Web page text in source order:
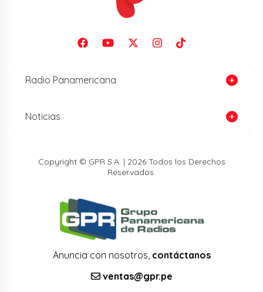
Radio Panamericana
Noticias
Copyright © GPR S.A. | 2026 Todos los Derechos
Reservados.
Anuncia con nosotros, contáctanos
ventas@gpr.pe